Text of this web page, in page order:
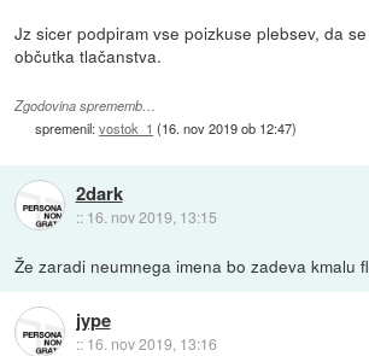
Jz sicer podpiram vse poizkuse plebsev, da
občutka tlačanstva.
Zgodovina sprememb…
spremenil:vostok_1 (16. nov 2019 ob 12:47)
2dark
:: 16. nov 2019, 13:15
Že zaradi neumnega imena bo zadeva kmalu
jype
:: 16. nov 2019, 13:16